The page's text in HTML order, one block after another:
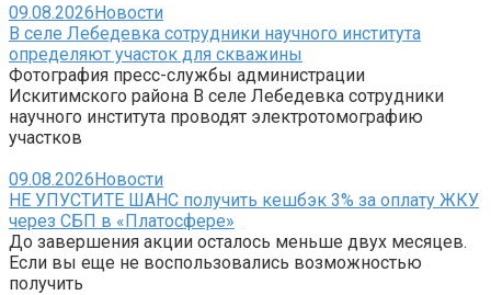
09.08.2026Новости
В селе Лебедевка сотрудники научного института
определяют участок для скважины
Фотография пресс-службы администрации
Искитимского района В селе Лебедевка сотрудники
научного института проводят электротомографию
участков
09.08.2026Новости
НЕ УПУСТИТЕ ШАНС получить кешбэк 3% за оплату ЖКУ
через СБП в «Платосфере»
До завершения акции осталось меньше двух месяцев.
Если вы еще не воспользовались возможностью
получить